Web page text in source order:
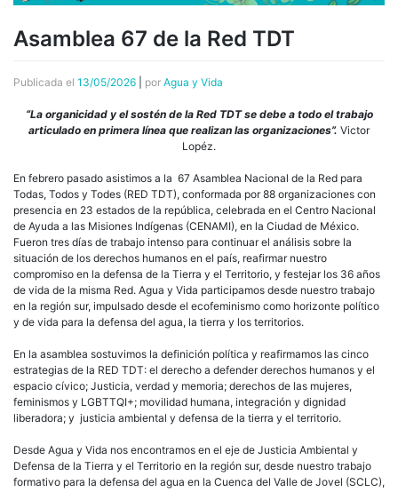
Asamblea 67 de la Red TDT
Publicada el 13/05/2026 por Agua y Vida
“La organicidad y el sostén de la Red TDT se debe a todo el trabajo
articulado en primera línea que realizan las organizaciones”. Victor
Lopéz.
En febrero pasado asistimos a la 67 Asamblea Nacional de la Red para
Todas, Todos y Todes (RED TDT), conformada por 88 organizaciones con
presencia en 23 estados de la república, celebrada en el Centro Nacional
de Ayuda a las Misiones Indígenas (CENAMI), en la Ciudad de México.
Fueron tres días de trabajo intenso para continuar el análisis sobre la
situación de los derechos humanos en el país, reafirmar nuestro
compromiso en la defensa de la Tierra y el Territorio, y festejar los 36 años
de vida de la misma Red. Agua y Vida participamos desde nuestro trabajo
en la región sur, impulsado desde el ecofeminismo como horizonte político
y de vida para la defensa del agua, la tierra y los territorios.
En la asamblea sostuvimos la definición política y reafirmamos las cinco
estrategias de la RED TDT: el derecho a defender derechos humanos y el
espacio cívico; Justicia, verdad y memoria; derechos de las mujeres,
feminismos y LGBTTQI+; movilidad humana, integración y dignidad
liberadora; y justicia ambiental y defensa de la tierra y el territorio.
Desde Agua y Vida nos encontramos en el eje de Justicia Ambiental y
Defensa de la Tierra y el Territorio en la región sur, desde nuestro trabajo
formativo para la defensa del agua en la Cuenca del Valle de Jovel (SCLC),